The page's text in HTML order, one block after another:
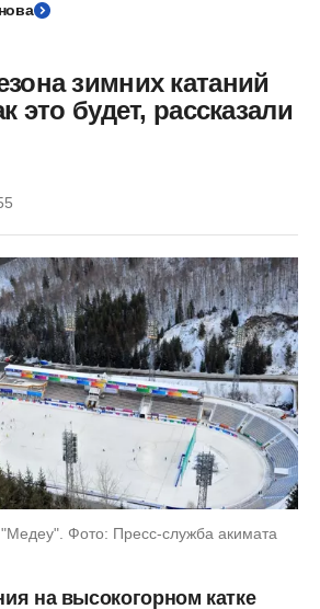
зимних катаний
это будет, рассказали
"Медеу". Фото: Пресс-служба акимата
на высокогорном катке